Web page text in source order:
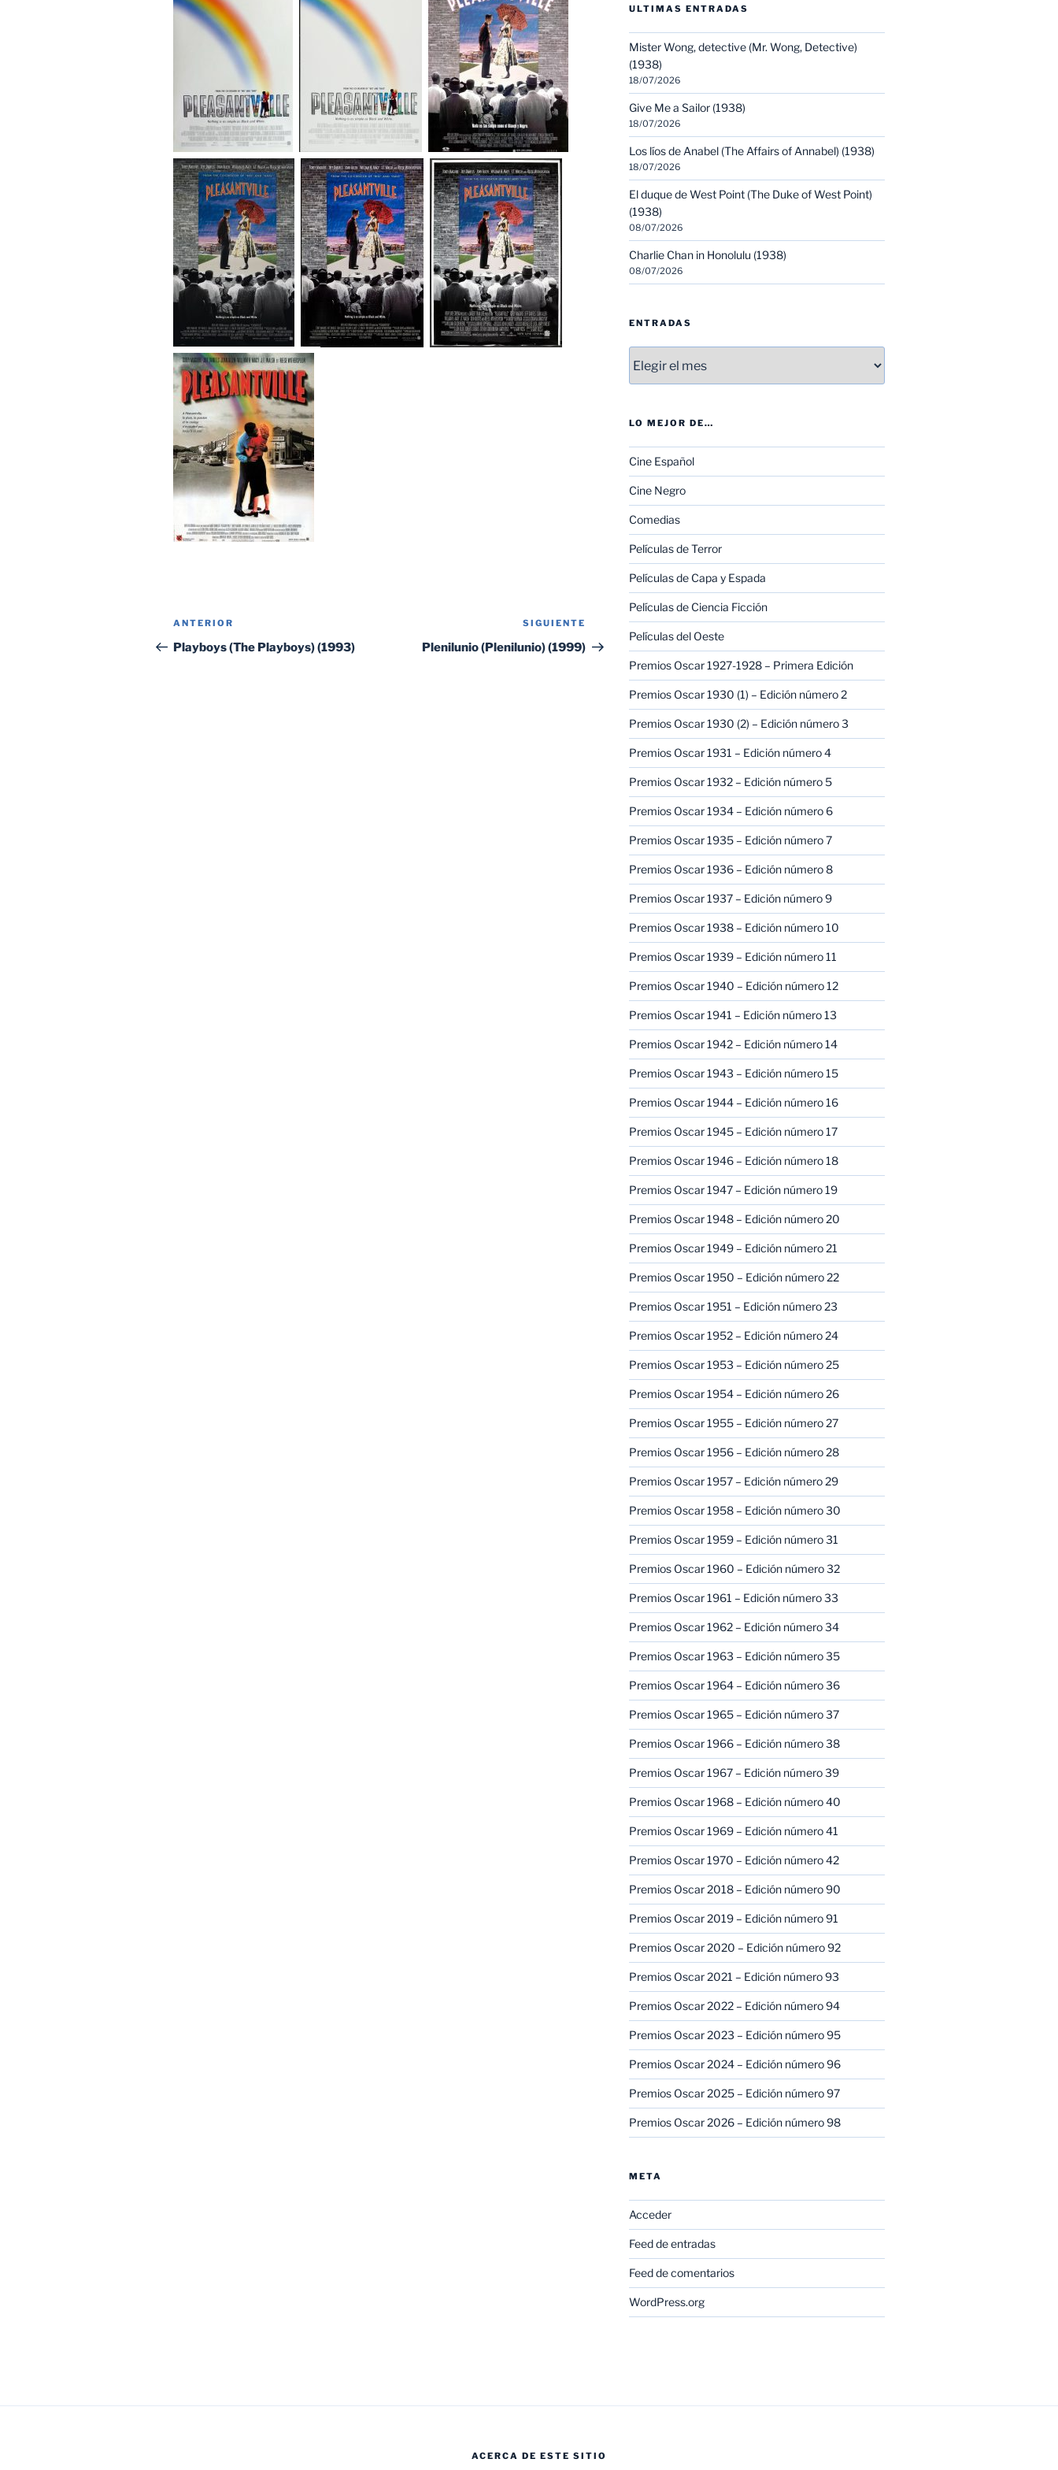
Navegación
de
Entrada
anterior:
ANTERIOR
Playboys (The Playboys) (1993)
Siguiente
entrada
SIGUIENTE
Plenilunio (Plenilunio) (1999)
ULTIMAS ENTRADAS
Mister Wong, detective (Mr. Wong, Detective)
(1938)
18/07/2026
Give Me a Sailor (1938)
18/07/2026
Los líos de Anabel (The Affairs of Annabel) (1938)
18/07/2026
El duque de West Point (The Duke of West Point)
(1938)
08/07/2026
Charlie Chan in Honolulu (1938)
08/07/2026
ENTRADAS
LO MEJOR DE…
Cine Español
Cine Negro
Comedias
Películas de Terror
Películas de Capa y Espada
Películas de Ciencia Ficción
Películas del Oeste
Premios Oscar 1927-1928 – Primera Edición
Premios Oscar 1930 (1) – Edición número 2
Premios Oscar 1930 (2) – Edición número 3
Premios Oscar 1931 – Edición número 4
Premios Oscar 1932 – Edición número 5
Premios Oscar 1934 – Edición número 6
Premios Oscar 1935 – Edición número 7
Premios Oscar 1936 – Edición número 8
Premios Oscar 1937 – Edición número 9
Premios Oscar 1938 – Edición número 10
Premios Oscar 1939 – Edición número 11
Premios Oscar 1940 – Edición número 12
Premios Oscar 1941 – Edición número 13
Premios Oscar 1942 – Edición número 14
Premios Oscar 1943 – Edición número 15
Premios Oscar 1944 – Edición número 16
Premios Oscar 1945 – Edición número 17
Premios Oscar 1946 – Edición número 18
Premios Oscar 1947 – Edición número 19
Premios Oscar 1948 – Edición número 20
Premios Oscar 1949 – Edición número 21
Premios Oscar 1950 – Edición número 22
Premios Oscar 1951 – Edición número 23
Premios Oscar 1952 – Edición número 24
Premios Oscar 1953 – Edición número 25
Premios Oscar 1954 – Edición número 26
Premios Oscar 1955 – Edición número 27
Premios Oscar 1956 – Edición número 28
Premios Oscar 1957 – Edición número 29
Premios Oscar 1958 – Edición número 30
Premios Oscar 1959 – Edición número 31
Premios Oscar 1960 – Edición número 32
Premios Oscar 1961 – Edición número 33
Premios Oscar 1962 – Edición número 34
Premios Oscar 1963 – Edición número 35
Premios Oscar 1964 – Edición número 36
Premios Oscar 1965 – Edición número 37
Premios Oscar 1966 – Edición número 38
Premios Oscar 1967 – Edición número 39
Premios Oscar 1968 – Edición número 40
Premios Oscar 1969 – Edición número 41
Premios Oscar 1970 – Edición número 42
Premios Oscar 2018 – Edición número 90
Premios Oscar 2019 – Edición número 91
Premios Oscar 2020 – Edición número 92
Premios Oscar 2021 – Edición número 93
Premios Oscar 2022 – Edición número 94
Premios Oscar 2023 – Edición número 95
Premios Oscar 2024 – Edición número 96
Premios Oscar 2025 – Edición número 97
Premios Oscar 2026 – Edición número 98
META
Acceder
Feed de entradas
Feed de comentarios
WordPress.org
ACERCA DE ESTE SITIO